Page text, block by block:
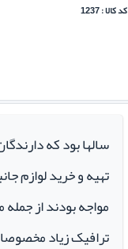
کد کالا : 1237
سالها بود که
تهیه و خرید لوازم
مواجه بودند از
ترافیک زیاد